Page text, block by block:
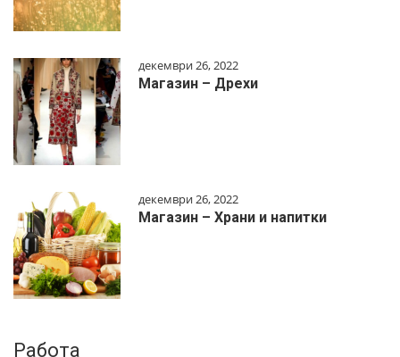
декември 26, 2022
Магазин – Дрехи
декември 26, 2022
Магазин – Храни и напитки
Работа